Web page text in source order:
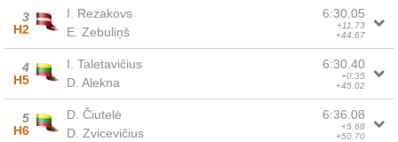
3
H2
I. Rezakovs
E. Zebuliņš
6:30.05
+11.73
+44.67
4
H5
I. Taletavičius
D. Alekna
6:30.40
+0.35
+45.02
5
H6
D. Čiutelė
D. Zvicevičius
6:36.08
+5.68
+50.70